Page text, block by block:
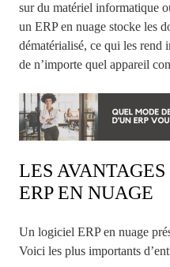
sur du matériel informatique
un ERP en nuage stocke les
dématérialisé, ce qui les rend
de n’importe quel appareil
LES
ERP EN NUAGE
Un logiciel ERP en nuage
Voici les plus importants